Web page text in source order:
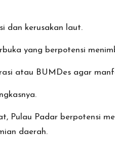
dan kerusakan laut.
yang berpotensi
atau BUMDes agar
Pulau Padar berpotensi
daerah.